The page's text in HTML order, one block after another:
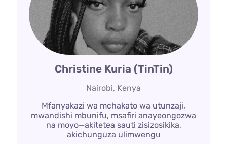
Christine Kuria (TinTin)
Nairobi, Kenya
Mfanyakazi wa mchakato wa utunzaji,
mwandishi mbunifu, msafiri anayeongozwa
na moyo—akitetea sauti zisizosikika,
akichunguza ulimwengu